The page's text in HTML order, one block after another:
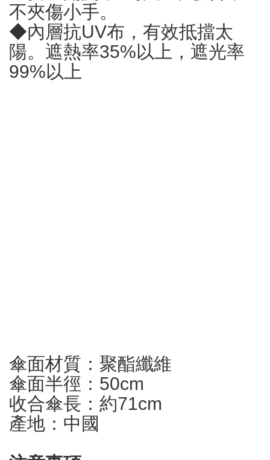
不夾傷小手。
◆內層抗UV布，有效抵擋太
陽。遮熱率35%以上，遮光率
99%以上
傘面材質：聚酯纖維
傘面半徑：50cm
收合傘長：約71cm
產地：中國